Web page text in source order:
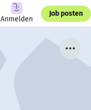
Anmelden
Job posten